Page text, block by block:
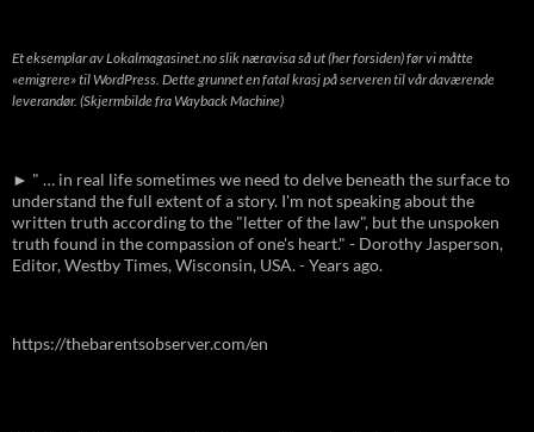
Et eksemplar av Lokalmagasinet.no slik næravisa så ut (her forsiden) før vi måtte
«emigrere» til WordPress. Dette grunnet en fatal krasj på serveren til vår daværende
leverandør. (Skjermbilde fra Wayback Machine)
► " … in real life sometimes we need to delve beneath the surface to
understand the full extent of a story. I'm not speaking about the
written truth according to the "letter of the law", but the unspoken
truth found in the compassion of one's heart." - Dorothy Jasperson,
Editor, Westby Times, Wisconsin, USA. - Years ago.
https://thebarentsobserver.com/en